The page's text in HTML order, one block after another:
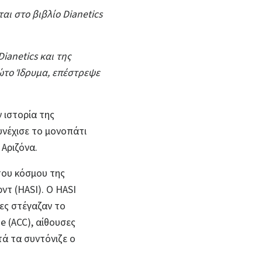
στο βιβλίο Dianetics
και της
Ίδρυμα, επέστρεψε
της
το μονοπάτι
κόσμου της
(HASI). Ο HASI
στέγαζαν το
(ACC), αίθουσες
τα συντόνιζε ο